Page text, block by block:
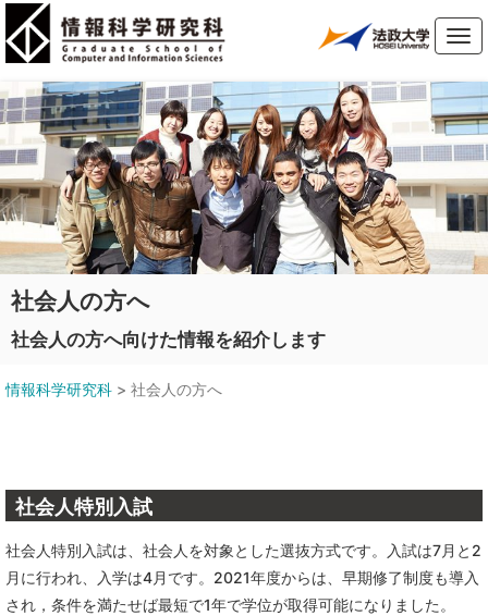
社会人の方へ
社会人の方へ向けた情報を紹介します
情報科学研究科 > 社会人の方へ
社会人特別入試
社会人特別入試は、社会人を対象とした選抜方式です。入試は7月と2
月に行われ、入学は4月です。2021年度からは、早期修了制度も導入
され，条件を満たせば最短で1年で学位が取得可能になりました。